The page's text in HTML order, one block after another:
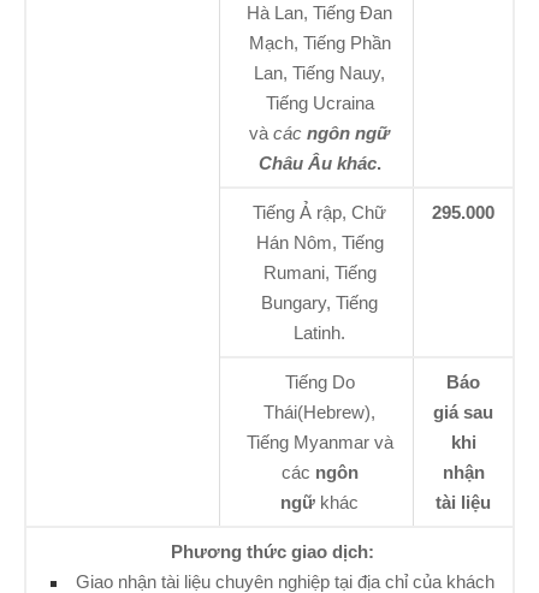
Hà Lan, Tiếng Đan
Mạch, Tiếng Phần
Lan, Tiếng Nauy,
Tiếng Ucraina
và các ngôn ngữ
Châu Âu khác.
Tiếng Ả rập, Chữ
Hán Nôm, Tiếng
Rumani, Tiếng
Bungary, Tiếng
Latinh.
295.000
Tiếng Do
Thái(Hebrew),
Tiếng Myanmar và
các ngôn
ngữ khác
Báo
giá sau
khi
nhận
tài liệu
Phương thức giao dịch:
Giao nhận tài liệu chuyên nghiệp tại địa chỉ của khách